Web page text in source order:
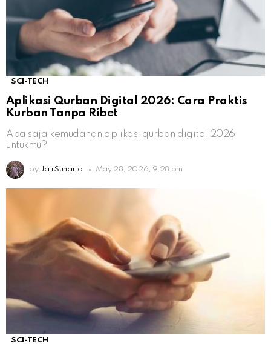
SCI-TECH
Aplikasi Qurban Digital 2026: Cara Praktis
Kurban Tanpa Ribet
Apa saja kemudahan aplikasi qurban digital 2026
untukmu?
by Jati Sunarto May 28, 2026, 9:28 pm
SCI-TECH